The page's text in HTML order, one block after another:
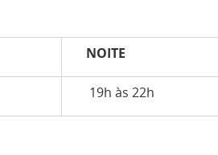
NOITE
19h às 22h